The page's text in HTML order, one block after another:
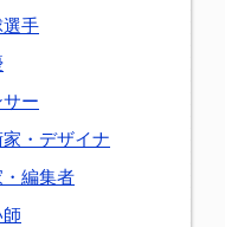
選手
サー
・デザイナ
・編集者
師